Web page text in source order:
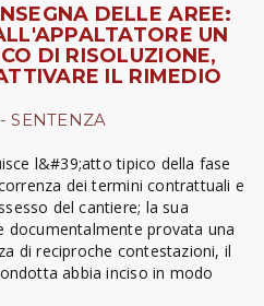
DELLE AREE:
UN
DI RISOLUZIONE,
IL RIMEDIO
SENTENZA
l&#39;atto tipico della fase
dei termini contrattuali e
del cantiere; la sua
documentalmente provata una
di reciproche contestazioni, il
abbia inciso in modo